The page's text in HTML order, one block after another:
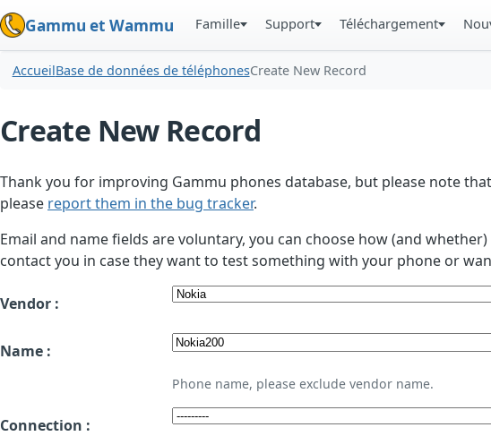
Gammu et Wammu Famille Support Téléchargement
AccueilBase de données de téléphonesCreate New Record
Create New Record
Thank you for improving Gammu phones database, but please note
please report them in the bug tracker.
Email and name fields are voluntary, you can choose how (and
contact you in case they want to test something with your phone or
Vendor :
Name :
Phone name, please exclude vendor name.
Connection :